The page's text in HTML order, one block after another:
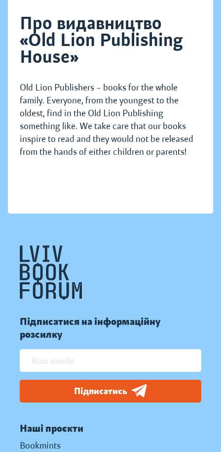
Про видавництво
«Old Lion Publishing
House»
Old Lion Publishers – books for the whole
family. Everyone, from the youngest to the
oldest, find in the Old Lion Publishing
something like. We take care that our books
inspire to read and they would not be released
from the hands of either children or parents!
Підписатися на інформаційну
розсилку
Підписатись
Наші проєкти
Bookmints